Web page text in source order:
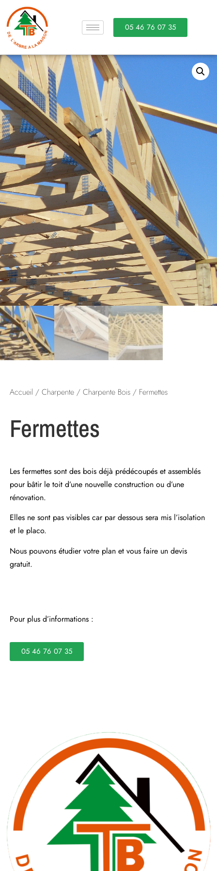
05 46 76 07 35
Accueil / Charpente / Charpente Bois / Fermettes
Fermettes
Les fermettes sont des bois déjà prédécoupés et assemblés
pour bâtir le toit d’une nouvelle construction ou d’une
rénovation.
Elles ne sont pas visibles car par dessous sera mis l’isolation
et le placo.
Nous pouvons étudier votre plan et vous faire un devis
gratuit.
Pour plus d’informations :
05 46 76 07 35